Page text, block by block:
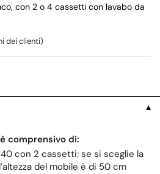
con 2 o 4 cassetti con lavabo da
dei clienti)
▼
comprensivo di:
40 con 2 cassetti; se si sceglie la
del mobile è di 50 cm